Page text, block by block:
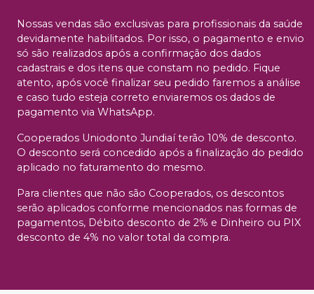
Nossas vendas são exclusivas para profissionais da saúde
devidamente habilitados. Por isso, o pagamento e envio
só são realizados após a confirmação dos dados
cadastrais e dos itens que constam no pedido. Fique
atento, após você finalizar seu pedido faremos a análise
e caso tudo esteja correto enviaremos os dados de
pagamento via WhatsApp.
Cooperados Uniodonto Jundiaí terão 10% de desconto.
O desconto será concedido após a finalização do pedido
aplicado no faturamento do mesmo.
Para clientes que não são Cooperados, os descontos
serão aplicados conforme mencionados nas formas de
pagamentos, Débito desconto de 2% e Dinheiro ou PIX
desconto de 4% no valor total da compra.